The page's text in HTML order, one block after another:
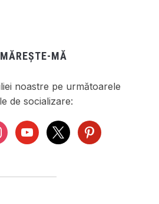
MĂ
noastre pe următoarele
de socializare:
youtube
x pinterest